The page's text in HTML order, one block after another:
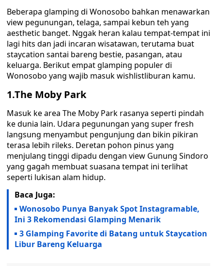
Beberapa glamping di Wonosobo bahkan menawarkan
view pegunungan, telaga, sampai kebun teh yang
aesthetic banget. Nggak heran kalau tempat-tempat ini
lagi hits dan jadi incaran wisatawan, terutama buat
staycation santai bareng bestie, pasangan, atau
keluarga. Berikut empat glamping populer di
Wonosobo yang wajib masuk wishlistliburan kamu.
1.The Moby Park
Masuk ke area The Moby Park rasanya seperti pindah
ke dunia lain. Udara pegunungan yang super fresh
langsung menyambut pengunjung dan bikin pikiran
terasa lebih rileks. Deretan pohon pinus yang
menjulang tinggi dipadu dengan view Gunung Sindoro
yang gagah membuat suasana tempat ini terlihat
seperti lukisan alam hidup.
Baca Juga:
Wonosobo Punya Banyak Spot Instagramable,
Ini 3 Rekomendasi Glamping Menarik
3 Glamping Favorite di Batang untuk Staycation
Libur Bareng Keluarga